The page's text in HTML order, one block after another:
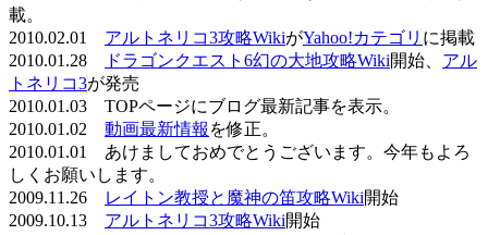
載。
2010.02.01 アルトネリコ3攻略WikiがYahoo!カテゴリ に掲載
2010.01.28
ドラゴンクエスト6幻の大地攻略Wiki開始、 アル
トネリコ3が発売
2010.01.03 TOPページにブログ最新記事を表示。
2010.01.02 動画最新情報 を修正。
2010.01.01 あけましておめでとうございます。今年もよろ
しくお願いします。
2009.11.26
レイトン教授と魔神の笛攻略Wiki開始
2009.10.13 アルトネリコ3攻略Wiki開始